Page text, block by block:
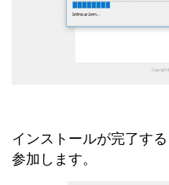
インストールが完了す
参加します。